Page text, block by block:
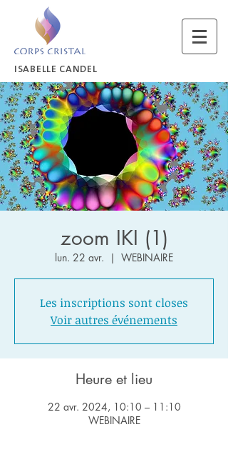
ISABELLE CANDEL
zoom IKI (1)
lun. 22 avr.
  |
WEBINAIRE
Les inscriptions sont closes
Voir autres événements
Heure et lieu
22 avr. 2024, 10:10 – 11:10
WEBINAIRE